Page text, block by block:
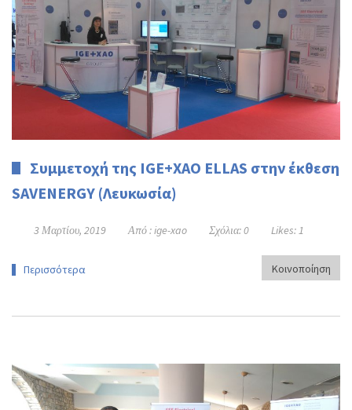
Συμμετοχή της IGE+XAO ELLAS στην έκθεση
SAVENERGY (Λευκωσία)
3 Μαρτίου, 2019 Από :ige-xao Σχόλια:0 Likes:1
Περισσότερα Κοινοποίηση